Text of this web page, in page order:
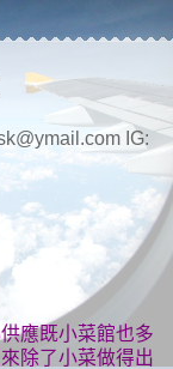
IG:
應既小菜館也多
除了小菜做得出